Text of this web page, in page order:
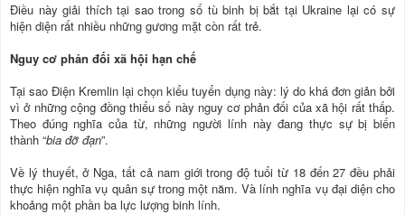
Điều này giải thích tại sao trong số tù binh bị bắt tại Ukraine lại có sự
hiện diện rất nhiều những gương mặt còn rất trẻ.
Nguy cơ phản đối xã hội hạn chế
Tại sao Điện Kremlin lại chọn kiểu tuyển dụng này: lý do khá đơn giản bởi
vì ở những cộng đồng thiểu số này nguy cơ phản đối của xã hội rất thấp.
Theo đúng nghĩa của từ, những người lính này đang thực sự bị biến
thành “bia đỡ đạn”.
Về lý thuyết, ở Nga, tất cả nam giới trong độ tuổi từ 18 đến 27 đều phải
thực hiện nghĩa vụ quân sự trong một năm. Và lính nghĩa vụ đại diện cho
khoảng một phần ba lực lượng binh lính.